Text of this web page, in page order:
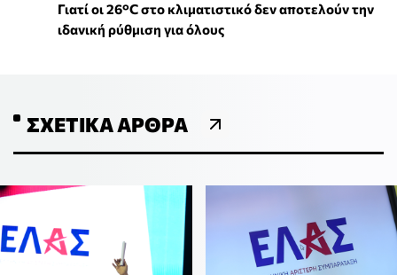
Γιατί οι 26°C στο κλιματιστικό δεν αποτελούν την
ιδανική ρύθμιση για όλους
ΣΧΕΤΙΚΆ ΆΡΘΡΑ